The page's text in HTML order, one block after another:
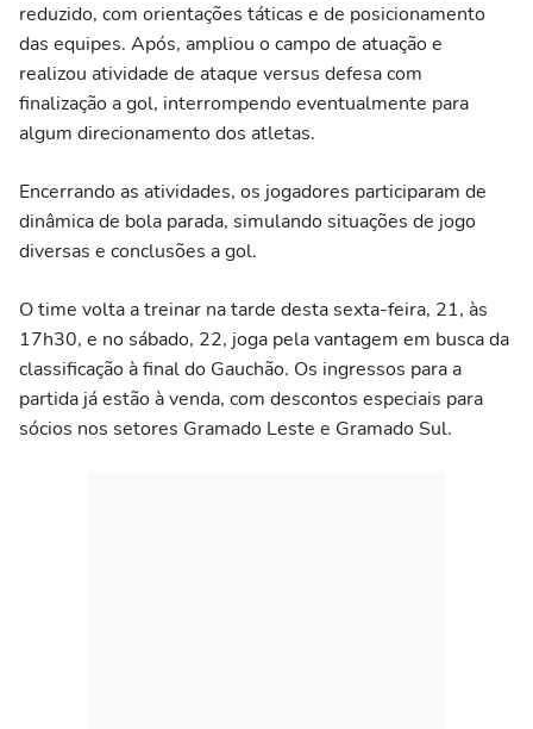
reduzido, com orientações táticas e de posicionamento
das equipes. Após, ampliou o campo de atuação e
realizou atividade de ataque versus defesa com
finalização a gol, interrompendo eventualmente para
algum direcionamento dos atletas.
Encerrando as atividades, os jogadores participaram de
dinâmica de bola parada, simulando situações de jogo
diversas e conclusões a gol.
O time volta a treinar na tarde desta sexta-feira, 21, às
17h30, e no sábado, 22, joga pela vantagem em busca da
classificação à final do Gauchão. Os ingressos para a
partida já estão à venda, com descontos especiais para
sócios nos setores Gramado Leste e Gramado Sul.